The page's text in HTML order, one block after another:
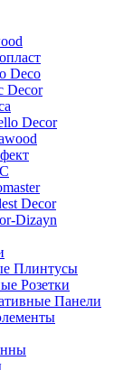
Deco
Decor
Decor
Decor
Dizayn
Плинтусы
Розетки
Панели